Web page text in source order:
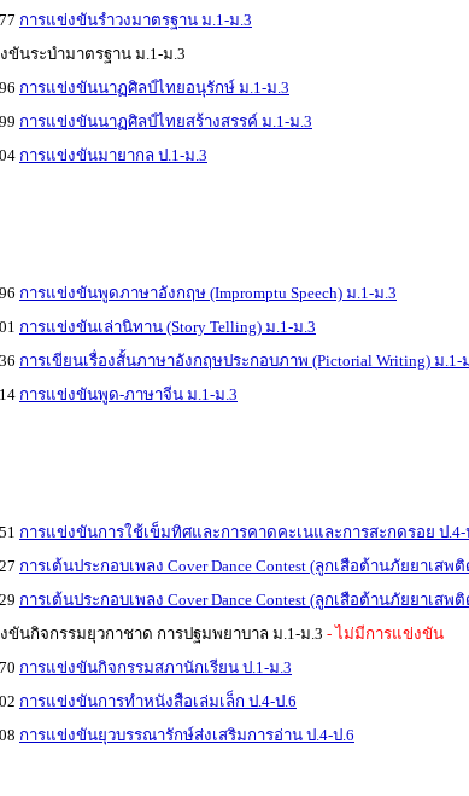
การแข่งขันรำวงมาตรฐาน ม.1-ม.3
ขันระบำมาตรฐาน ม.1-ม.3
การแข่งขันนาฏศิลป์ไทยอนุรักษ์ ม.1-ม.3
การแข่งขันนาฏศิลป์ไทยสร้างสรรค์ ม.1-ม.3
การแข่งขันมายากล ป.1-ม.3
การแข่งขันพูดภาษาอังกฤษ (Impromptu Speech) ม.1-ม.3
การแข่งขันเล่านิทาน (Story Telling) ม.1-ม.3
การเขียนเรื่องสั้นภาษาอังกฤษประกอบภาพ (Pictorial Writing) ม.1-
การแข่งขันพูด-ภาษาจีน ม.1-ม.3
การแข่งขันการใช้เข็มทิศและการคาดคะเนและการสะกดรอย ป.4-
การเต้นประกอบเพลง Cover Dance Contest (ลูกเสือต้านภัยยาเสพติ
การเต้นประกอบเพลง Cover Dance Contest (ลูกเสือต้านภัยยาเสพ
ขันกิจกรรมยุวกาชาด การปฐมพยาบาล ม.1-ม.3 - ไม่มีการแข่งขัน
การแข่งขันกิจกรรมสภานักเรียน ป.1-ม.3
การแข่งขันการทำหนังสือเล่มเล็ก ป.4-ป.6
การแข่งขันยุวบรรณารักษ์ส่งเสริมการอ่าน ป.4-ป.6